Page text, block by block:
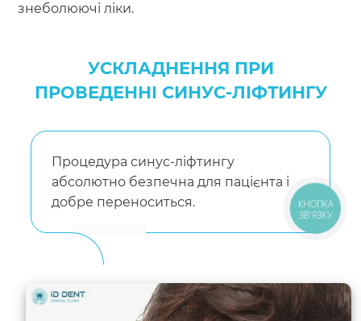
знеболюючі ліки.
УСКЛАДНЕННЯ ПРИ
ПРОВЕДЕННІ СИНУС-ЛІФТИНГУ
Процедура синус-ліфтингу
абсолютно безпечна для пацієнта і
добре переноситься.
КНОПКА
ЗВ'ЯЗКУ